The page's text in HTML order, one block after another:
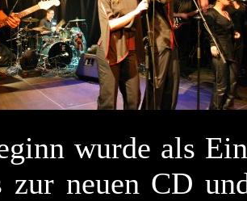
wurde als
zur neuen CD